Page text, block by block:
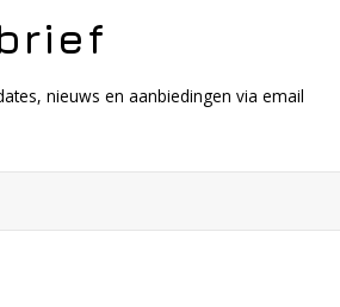
nieuws en aanbiedingen via email